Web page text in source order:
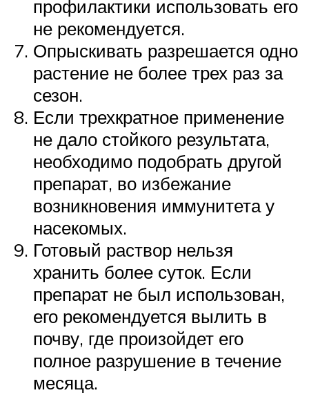
профилактики использовать его
не рекомендуется.
Опрыскивать разрешается одно
растение не более трех раз за
сезон.
Если трехкратное применение
не дало стойкого результата,
необходимо подобрать другой
препарат, во избежание
возникновения иммунитета у
насекомых.
Готовый раствор нельзя
хранить более суток. Если
препарат не был использован,
его рекомендуется вылить в
почву, где произойдет его
полное разрушение в течение
месяца.